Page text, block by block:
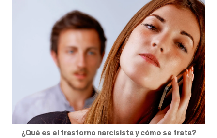
¿Qué es el trastorno narcisista y cómo se trata?